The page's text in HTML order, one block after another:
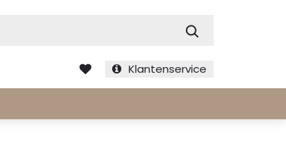
Klantenservice